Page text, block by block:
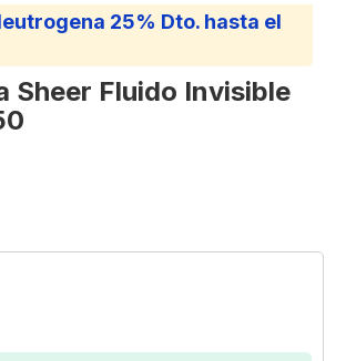
25% Dto. hasta el
Sheer Fluido Invisible